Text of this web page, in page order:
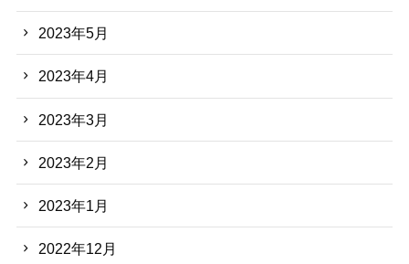
2023年5月
2023年4月
2023年3月
2023年2月
2023年1月
2022年12月